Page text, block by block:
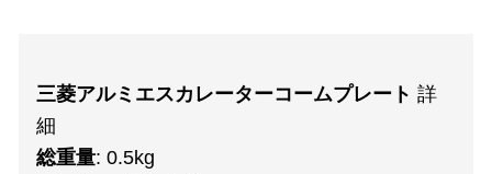
三菱アルミエスカレーターコームプレート 詳
細
総重量: 0.5kg